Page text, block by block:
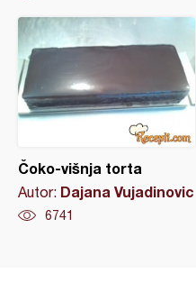
Čoko-višnja torta
Autor: Dajana Vujadinovic
6741